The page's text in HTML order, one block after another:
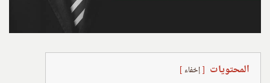
المحتويات إخفاء